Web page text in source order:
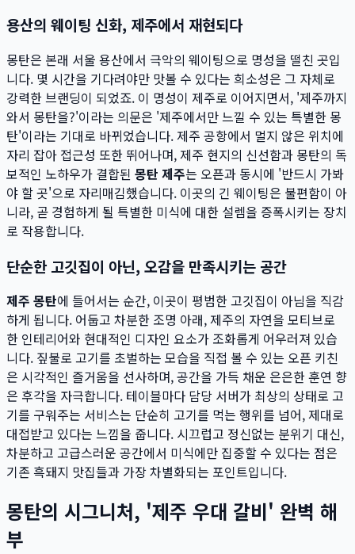
용산의 웨이팅 신화, 제주에서 재현되다
몽탄은 본래 서울 용산에서 극악의 웨이팅으로 명성을 떨친 곳입
니다. 몇 시간을 기다려야만 맛볼 수 있다는 희소성은 그 자체로
강력한 브랜딩이 되었죠. 이 명성이 제주로 이어지면서, '제주까지
와서 몽탄을?'이라는 의문은 '제주에서만 느낄 수 있는 특별한 몽
탄'이라는 기대로 바뀌었습니다. 제주 공항에서 멀지 않은 위치에
자리 잡아 접근성 또한 뛰어나며, 제주 현지의 신선함과 몽탄의 독
보적인 노하우가 결합된 몽탄 제주는 오픈과 동시에 '반드시 가봐
야 할 곳'으로 자리매김했습니다. 이곳의 긴 웨이팅은 불편함이 아
니라, 곧 경험하게 될 특별한 미식에 대한 설렘을 증폭시키는 장치
로 작용합니다.
단순한 고깃집이 아닌, 오감을 만족시키는 공간
제주 몽탄에 들어서는 순간, 이곳이 평범한 고깃집이 아님을 직감
하게 됩니다. 어둡고 차분한 조명 아래, 제주의 자연을 모티브로
한 인테리어와 현대적인 디자인 요소가 조화롭게 어우러져 있습
니다. 짚불로 고기를 초벌하는 모습을 직접 볼 수 있는 오픈 키친
은 시각적인 즐거움을 선사하며, 공간을 가득 채운 은은한 훈연 향
은 후각을 자극합니다. 테이블마다 담당 서버가 최상의 상태로 고
기를 구워주는 서비스는 단순히 고기를 먹는 행위를 넘어, 제대로
대접받고 있다는 느낌을 줍니다. 시끄럽고 정신없는 분위기 대신,
차분하고 고급스러운 공간에서 미식에만 집중할 수 있다는 점은
기존 흑돼지 맛집들과 가장 차별화되는 포인트입니다.
몽탄의 시그니처, '제주 우대 갈비' 완벽 해
부